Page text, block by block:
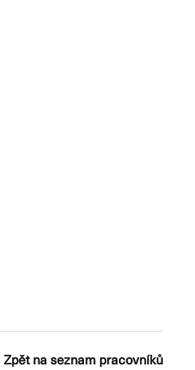
Zpět na seznam pracovníků